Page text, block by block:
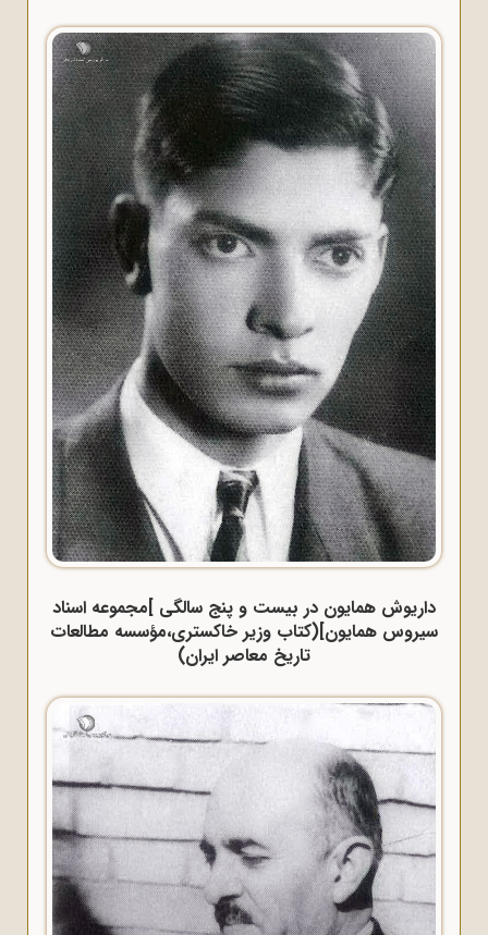
داریوش همایون در بیست و پنج سالگی ]مجموعه اسناد
سیروس همایون](کتاب وزیر خاکستری،مؤسسه مطالعات
تاریخ معاصر ایران)